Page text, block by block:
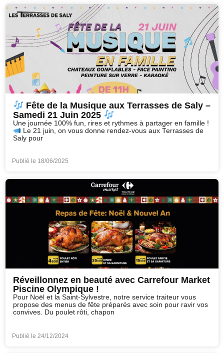
Fête de la Musique aux Terrasses de Saly –
Samedi 21 Juin 2025
Une journée 100% fun, rires et rythmes à partager en famille !
Le 21 juin, on vous donne rendez-vous aux Terrasses de
Saly pour
Publié le 18/06/2025
Réveillonnez en beauté avec Carrefour Market
Piscine Olympique !
Pour Noël et la Saint-Sylvestre, notre service traiteur vous
propose des menus de fête préparés avec soin pour ravir vos
convives. Du poulet rôti, chapon
Publié le24/12/2024